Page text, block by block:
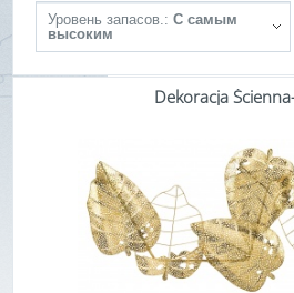
Уровень запасов.: С самым
высоким
Dekoracja